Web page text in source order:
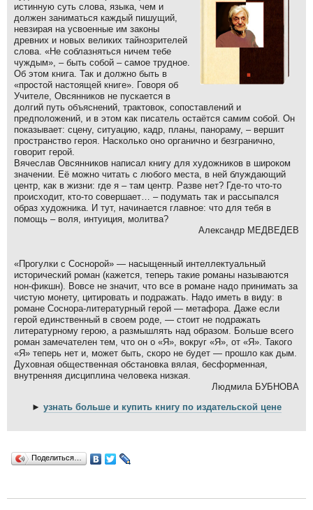
истинную суть слова, языка, чем и
должен заниматься каждый пишущий,
невзирая на усвоенные им законы
древних и новых великих тайнозрителей
слова. «Не соблазняться ничем тебе
чуждым», – быть собой – самое трудное.
Об этом книга. Так и должно быть в
«простой настоящей книге». Говоря об
Учителе, Овсянников не пускается в
долгий путь объяснений, трактовок, сопоставлений и
предположений, и в этом как писатель остаётся самим собой. Он
показывает: сцену, ситуацию, кадр, планы, панораму, – вершит
пространство героя. Насколько оно органично и безгранично,
говорит герой.
Вячеслав Овсянников написал книгу для художников в широком
значении. Её можно читать с любого места, в ней блуждающий
центр, как в жизни: где я – там центр. Разве нет? Где-то что-то
происходит, кто-то совершает… – подумать так и рассыпался
образ художника. И тут, начинается главное: что для тебя в
помощь – воля, интуиция, молитва?
Александр МЕДВЕДЕВ
«Прогулки с Соснорой» — насыщенный интеллектуальный
исторический роман (кажется, теперь такие романы называются
нон-фикшн). Вовсе не значит, что все в романе надо принимать за
чистую монету, цитировать и подражать. Надо иметь в виду: в
романе Соснора-литературный герой — метафора. Даже если
герой единственный в своем роде, — стоит не подражать
литературному герою, а размышлять над образом. Больше всего
роман замечателен тем, что он о «Я», вокруг «Я», от «Я». Такого
«Я» теперь нет и, может быть, скоро не будет — прошло как дым.
Духовная общественная обстановка вялая, бесформенная,
внутренняя дисциплина человека низкая.
Людмила БУБНОВА
► узнать больше и купить книгу по издательской цене
Поделиться…